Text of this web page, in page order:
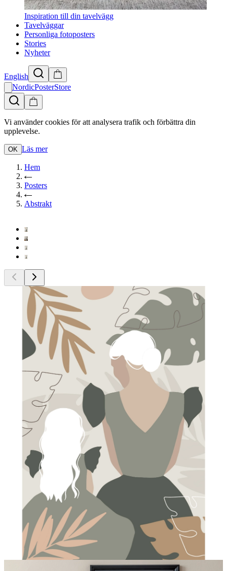
Inspiration till din tavelvägg
Tavelväggar
Personliga fotoposters
Stories
Nyheter
English
NordicPosterStore
Vi använder cookies för att analysera trafik och förbättra din
upplevelse.
OK Läs mer
Hem
Posters
Abstrakt